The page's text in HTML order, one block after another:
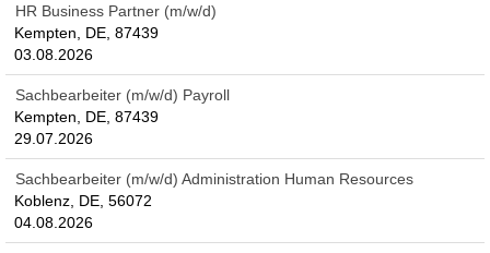
HR Business Partner (m/w/d)
Kempten, DE, 87439
03.08.2026
Sachbearbeiter (m/w/d) Payroll
Kempten, DE, 87439
29.07.2026
Sachbearbeiter (m/w/d) Administration Human Resources
Koblenz, DE, 56072
04.08.2026